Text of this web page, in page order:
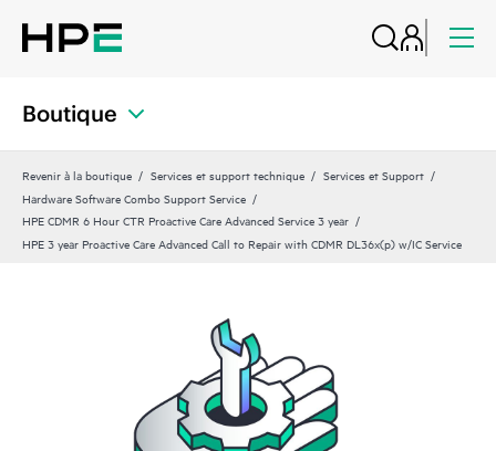
Boutique
Revenir à la boutique Services et support technique
Services et Support
Hardware Software Combo Support Service
HPE CDMR 6 Hour CTR Proactive Care Advanced Service 3 year
HPE 3 year Proactive Care Advanced Call to Repair with CDMR DL36x(p) w/IC Service